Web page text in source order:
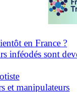
en France ?
inféodés sont
et manipulateurs